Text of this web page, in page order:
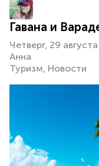
Гавана и
Четверг, 29
Анна
Туризм Новости